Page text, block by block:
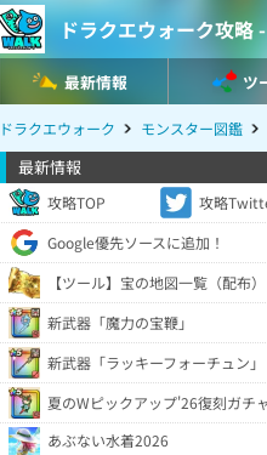
ドラクエウォーク攻略
最新情報 ツ
ドラクエウォーク モンスター図鑑
最新情報
攻略TOP
攻略
Google優先ソースに追加！
【ツール】宝の地図一覧（配布）
新武器「魔力の宝鞭」
新武器「ラッキーフォーチュン」
夏のWピックアップ'26復刻ガチ
あぶない水着2026